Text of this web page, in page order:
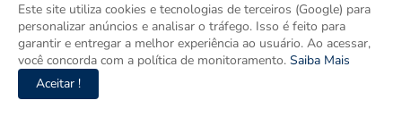
Este site utiliza cookies e tecnologias de terceiros (Google) para
personalizar anúncios e analisar o tráfego. Isso é feito para
garantir e entregar a melhor experiência ao usuário. Ao acessar,
você concorda com a política de monitoramento. Saiba Mais
Aceitar !